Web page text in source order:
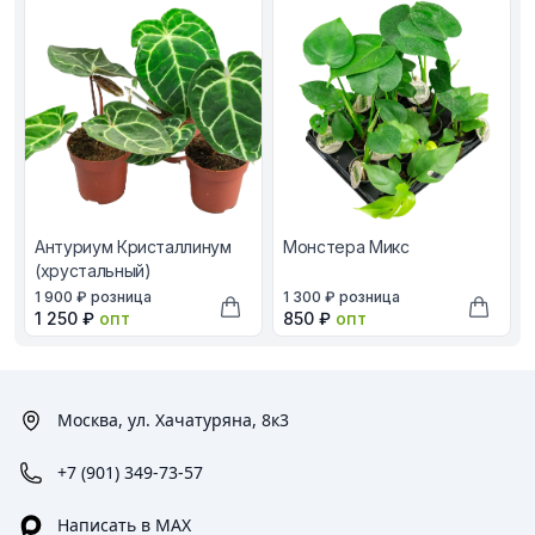
Антуриум Кристаллинум
(хрустальный)
В наличии, цена в рублях
1 900 ₽ розница
Оптовая цена в рублях
1 250 ₽ опт
Добавить в корзину
Монстера Микс
В наличии, цена в рублях
1 300 ₽ розница
Оптовая цена в рублях
850 ₽ опт
Москва, ул. Хачатуряна, 8к3
+7 (901) 349-73-57
Написать в MAX